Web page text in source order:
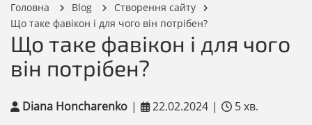
Головна Blog
Створення сайту
Що таке фавікон і для чого він потрібен?
Що таке фавікон і для чого
він потрібен?
Diana Honcharenko | 22.02.2024 | 5 хв.